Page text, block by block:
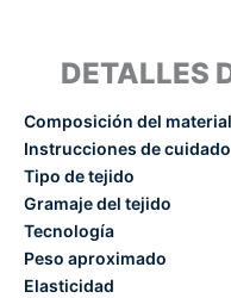
DETALLES
Composición del material
Instrucciones de cuidado
Tipo de tejido
Gramaje del tejido
Tecnología
Peso aproximado
Elasticidad